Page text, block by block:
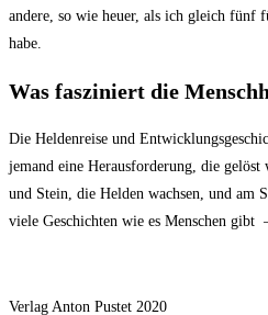
andere, so wie heuer, als ich gleich fünf
habe.
Was fasziniert die
Die Heldenreise und
jemand eine Herausforderung, die
und Stein, die Helden wachsen, und am
viele Geschichten wie es Menschen gibt
Verlag Anton Pustet 2020